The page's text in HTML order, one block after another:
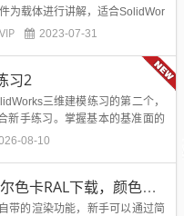
为载体进行讲解，适合SolidWor
习，溪风老师一贯简洁明了的语
的每个必学必会的...
2023-07-31
习2
三维建模练习的第二个，
新手练习。掌握基本的基准面的
筋、异形孔向导命令。溪风视频
08-10
SolidWorks劳尔色卡RAL下载，颜色渲染必备工具
带的渲染功能，新手可以通过简